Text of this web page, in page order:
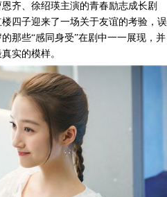
齐、徐绍瑛主演的青春励志成长剧
四子迎来了一场关于友谊的考验，误
那些“感同身受”在剧中一一展现，并
实的模样。